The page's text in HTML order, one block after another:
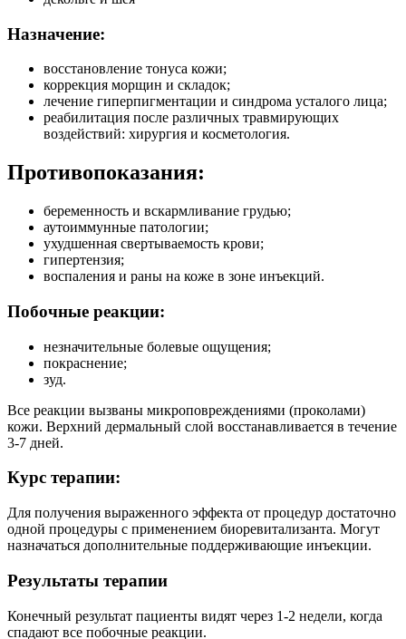
Назначение:
восстановление тонуса кожи;
коррекция морщин и складок;
лечение гиперпигментации и синдрома усталого лица;
реабилитация после различных травмирующих
воздействий: хирургия и косметология.
Противопоказания:
беременность и вскармливание грудью;
аутоиммунные патологии;
ухудшенная свертываемость крови;
гипертензия;
воспаления и раны на коже в зоне инъекций.
Побочные реакции:
незначительные болевые ощущения;
покраснение;
зуд.
Все реакции вызваны микроповреждениями (проколами)
кожи. Верхний дермальный слой восстанавливается в течение
3-7 дней.
Курс терапии:
Для получения выраженного эффекта от процедур достаточно
одной процедуры с применением биоревитализанта. Могут
назначаться дополнительные поддерживающие инъекции.
Результаты терапии
Конечный результат пациенты видят через 1-2 недели, когда
спадают все побочные реакции.